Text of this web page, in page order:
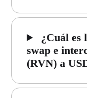
¿Cuál es
swap e
(RVN) a